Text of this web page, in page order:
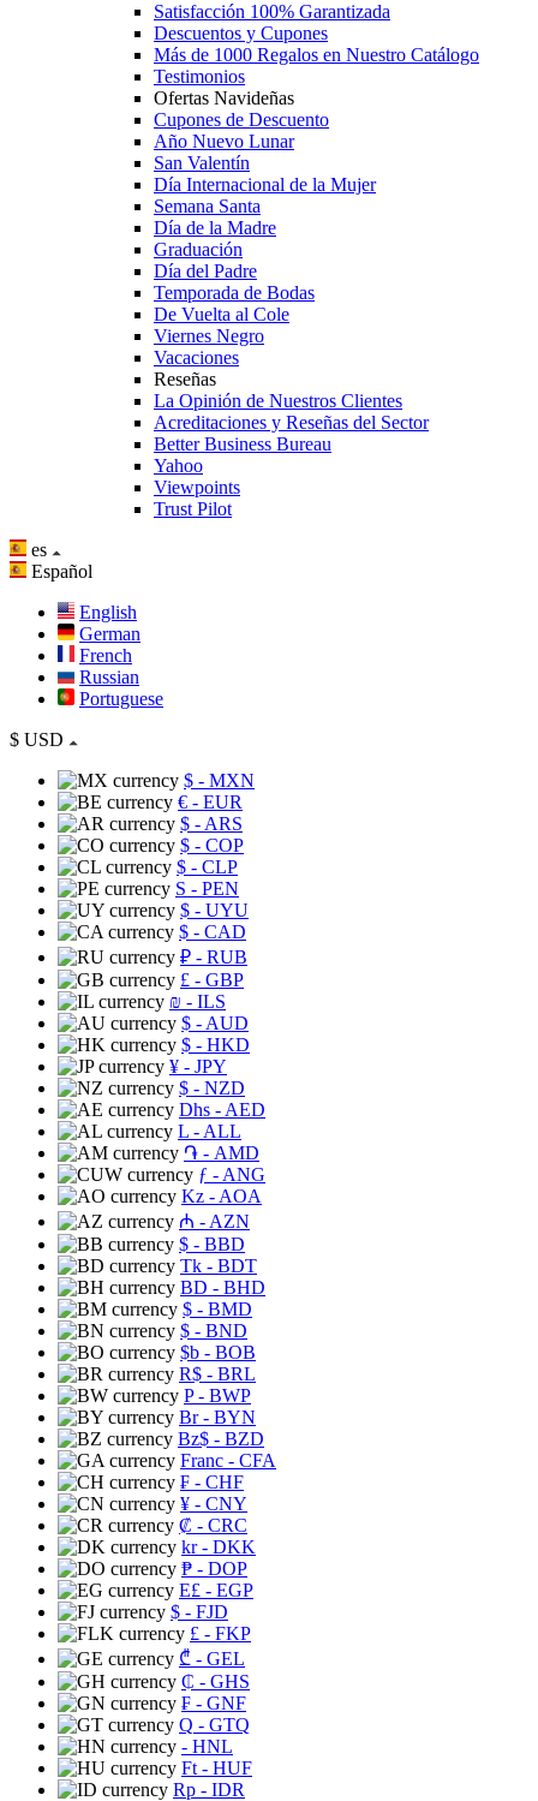
Satisfacción 100% Garantizada
Descuentos y Cupones
Más de 1000 Regalos en Nuestro Catálogo
Testimonios
Ofertas Navideñas
Cupones de Descuento
Año Nuevo Lunar
San Valentín
Día Internacional de la Mujer
Semana Santa
Día de la Madre
Graduación
Día del Padre
Temporada de Bodas
De Vuelta al Cole
Viernes Negro
Vacaciones
Reseñas
La Opinión de Nuestros Clientes
Acreditaciones y Reseñas del Sector
Better Business Bureau
Yahoo
Viewpoints
Trust Pilot
es
Español
English
German
French
Russian
Portuguese
$ USD
$ - MXN
€ - EUR
$ - ARS
$ - COP
$ - CLP
S - PEN
$ - UYU
$ - CAD
₽ - RUB
£ - GBP
₪ - ILS
$ - AUD
$ - HKD
¥ - JPY
$ - NZD
Dhs - AED
L - ALL
֏ - AMD
ƒ - ANG
Kz - AOA
₼ - AZN
$ - BBD
Tk - BDT
BD - BHD
$ - BMD
$ - BND
$b - BOB
R$ - BRL
P- BWP
Br- BYN
Bz$ - BZD
Franc - CFA
₣ - CHF
¥ - CNY
₡ - CRC
kr- DKK
₱ - DOP
E£ - EGP
$ - FJD
£ - FKP
₾ - GEL
₵ - GHS
₣ - GNF
Q - GTQ
- HNL
Ft - HUF
Rp - IDR